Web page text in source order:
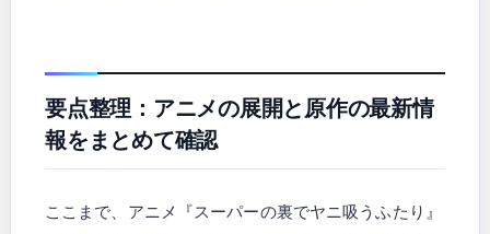
要点整理：アニメの展開と原作の最新情
報をまとめて確認
ここまで、アニメ『スーパーの裏でヤニ吸うふたり』